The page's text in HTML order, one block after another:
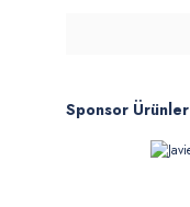
Sponsor Ürünler